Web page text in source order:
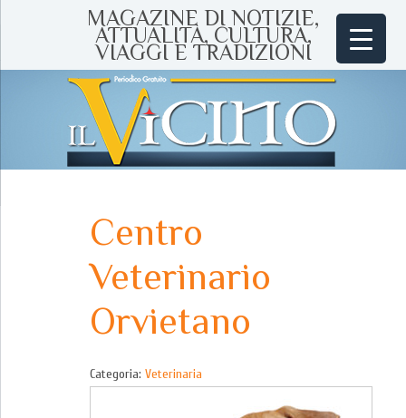
MAGAZINE DI NOTIZIE,
ATTUALITÀ, CULTURA,
VIAGGI E TRADIZIONI
Centro
Veterinario
Orvietano
Categoria: Veterinaria